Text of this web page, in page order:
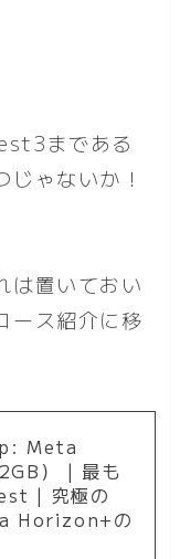
まである
ゃないか！
は置いておい
ース紹介に移
Meta
） | 最も
| 究極の
Horizon+の